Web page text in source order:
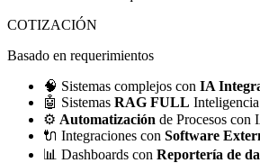
COTIZACIÓN
Basado en requerimientos
🧠 Sistemas complejos con IA
🤖 Sistemas RAG FULL
⚙️ Automatización de Procesos con
🔌 Integraciones con Software
📊 Dashboards con Reportería de